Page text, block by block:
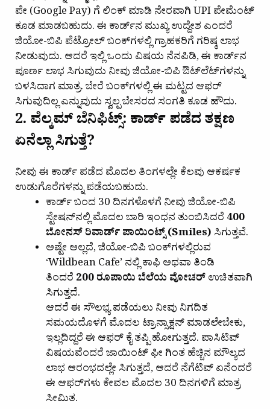
ಪೇ (Google Pay) ಗೆ ಲಿಂಕ್ ಮಾಡಿ ನೇರವಾಗಿ UPI ಪೇಮೆಂಟ್
ಕೂಡ ಮಾಡಬಹುದು. ಈ ಕಾರ್ಡ್‌ನ ಮುಖ್ಯ ಉದ್ದೇಶ ಎಂದರೆ
ಜಿಯೋ-ಬಿಪಿ ಪೆಟ್ರೋಲ್ ಬಂಕ್‌ಗಳಲ್ಲಿ ಗ್ರಾಹಕರಿಗೆ ಗರಿಷ್ಠ ಲಾಭ
ನೀಡುವುದು. ಆದರೆ ಇಲ್ಲಿ ಒಂದು ವಿಷಯ ನೆನಪಿಡಿ, ಈ ಕಾರ್ಡ್‌ನ
ಪೂರ್ಣ ಲಾಭ ಸಿಗುವುದು ನೀವು ಜಿಯೋ-ಬಿಪಿ ಔಟ್‌ಲೆಟ್‌ಗಳನ್ನು
ಬಳಸಿದಾಗ ಮಾತ್ರ. ಬೇರೆ ಬಂಕ್‌ಗಳಲ್ಲಿ ಈ ಮಟ್ಟದ ಆಫರ್
ಸಿಗುವುದಿಲ್ಲ ಎನ್ನುವುದು ಸ್ವಲ್ಪ ಬೇಸರದ ಸಂಗತಿ ಕೂಡ ಹೌದು.
2. ವೆಲ್ಕಮ್ ಬೆನಿಫಿಟ್ಸ್: ಕಾರ್ಡ್ ಪಡೆದ ತಕ್ಷಣ
ಏನೆಲ್ಲಾ ಸಿಗುತ್ತೆ?
ನೀವು ಈ ಕಾರ್ಡ್ ಪಡೆದ ಮೊದಲ ತಿಂಗಳಲ್ಲೇ ಕೆಲವು ಆಕರ್ಷಕ
ಉಡುಗೊರೆಗಳನ್ನು ಪಡೆಯಬಹುದು.
ಕಾರ್ಡ್ ಬಂದ 30 ದಿನಗಳೊಳಗೆ ನೀವು ಜಿಯೋ-ಬಿಪಿ
ಸ್ಟೇಷನ್‌ನಲ್ಲಿ ಮೊದಲ ಬಾರಿ ಇಂಧನ ತುಂಬಿಸಿದರೆ 400
ಬೋನಸ್ ರಿವಾರ್ಡ್ ಪಾಯಿಂಟ್ಸ್ (Smiles) ಸಿಗುತ್ತವೆ.
ಅಷ್ಟೇ ಅಲ್ಲದೆ, ಜಿಯೋ-ಬಿಪಿ ಬಂಕ್‌ಗಳಲ್ಲಿರುವ
‘Wildbean Cafe’ ನಲ್ಲಿ ಕಾಫಿ ಅಥವಾ ತಿಂಡಿ
ತಿಂದರೆ 200 ರೂಪಾಯಿ ಬೆಲೆಯ ವೋಚರ್ಉಚಿತವಾಗಿ
ಸಿಗುತ್ತದೆ.
ಆದರೆ ಈ ಸೌಲಭ್ಯ ಪಡೆಯಲು ನೀವು ನಿಗದಿತ
ಸಮಯದೊಳಗೆ ಮೊದಲ ಟ್ರಾನ್ಸಾಕ್ಷನ್ ಮಾಡಲೇಬೇಕು,
ಇಲ್ಲದಿದ್ದರೆ ಈ ಆಫರ್ ಕೈ ತಪ್ಪಿ ಹೋಗುತ್ತದೆ. ಪಾಸಿಟಿವ್
ವಿಷಯವೆಂದರೆ ಜಾಯಿಂಟ್ ಫೀ ಗಿಂತ ಹೆಚ್ಚಿನ ಮೌಲ್ಯದ
ಲಾಭ ಆರಂಭದಲ್ಲೇ ಸಿಗುತ್ತದೆ, ಆದರೆ ನೆಗೆಟಿವ್ ಏನೆಂದರೆ
ಈ ಆಫರ್‌ಗಳು ಕೇವಲ ಮೊದಲ 30 ದಿನಗಳಿಗೆ ಮಾತ್ರ
ಸೀಮಿತ.